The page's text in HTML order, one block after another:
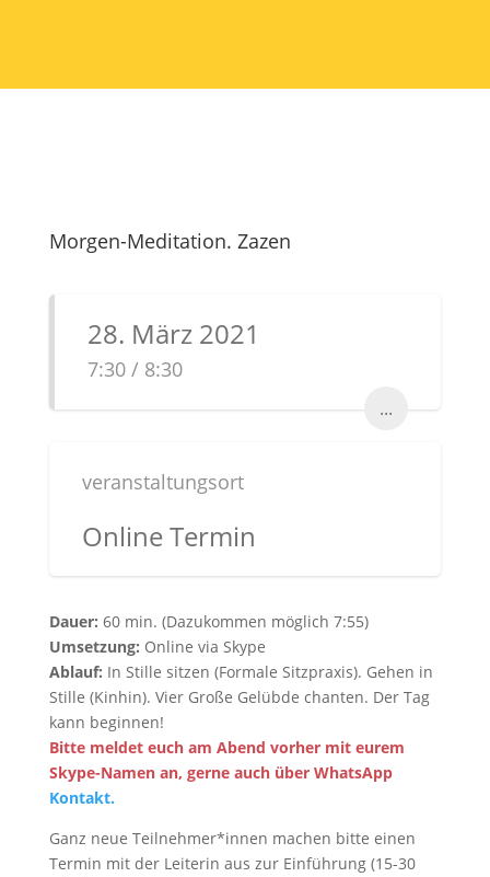
Morgen-Meditation. Zazen
28. März 2021
7:30 / 8:30
...
veranstaltungsort
Online Termin
Dauer: 60 min. (Dazukommen möglich 7:55)
Umsetzung: Online via Skype
Ablauf: In Stille sitzen (Formale Sitzpraxis). Gehen in
Stille (Kinhin). Vier Große Gelübde chanten. Der Tag
kann beginnen!
Bitte meldet euch am Abend vorher mit eurem
Skype-Namen an, gerne auch über WhatsApp
Kontakt.
Ganz neue Teilnehmer*innen machen bitte einen
Termin mit der Leiterin aus zur Einführung (15-30